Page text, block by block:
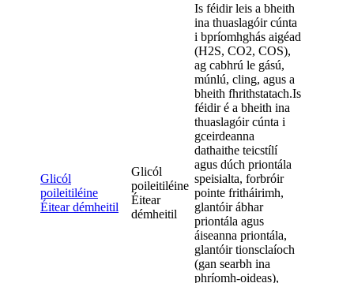
Glicól
poileitiléine
Éitear démheitil
Glicól
poileitiléine
Éitear
démheitil
Is féidir leis a bheith
ina thuaslagóir cúnta
i bpríomhghás aigéad
(H2S, CO2, COS),
ag cabhrú le gású,
múnlú, cling, agus a
bheith fhrithstatach.Is
féidir é a bheith ina
thuaslagóir cúnta i
gceirdeanna
dathaithe teicstílí
agus dúch priontála
speisialta, forbróir
pointe fritháirimh,
glantóir ábhar
priontála agus
áiseanna priontála,
glantóir tionsclaíoch
(gan searbh ina
phríomh-oideas),